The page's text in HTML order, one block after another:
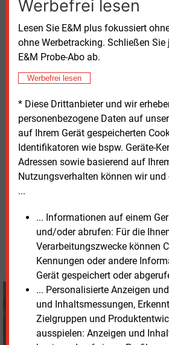
Werbefrei lesen
Lesen Sie E&M plus fokussiert
ohne Werbetracking. Schließen
E&M Probe-Abo ab.
Werbefrei lesen
* Diese Drittanbieter und wir
personenbezogene Daten auf
auf Ihrem Gerät gespeicherten
Identifikatoren wie bspw. Geräte-
Adressen sowie basierend auf
Nutzungsverhalten können wir
...
... Informationen auf einem
und/oder abrufen: Für die
Verarbeitungszwecke können
Kennungen oder andere
Gerät gespeichert oder
... Personalisierte Anzeigen
und Inhaltsmessungen,
Zielgruppen und
ausspielen: Anzeigen und
Die Objekte werden
erläuterte Ene’t-Geschäftsführer
damals im Gespräch mit Schroer
Dies bedeute, ein Mitglied des
seine Anforderungen, auf deren
einer Arbeitsgemeinschaft die
erarbeitet werden. Schroer geht
einmal der Punkt erreicht sein
vorstellbaren Objekte entwickelt
permanenter Prozess bleiben, da
Energiemarkt immer wieder
Fritz Wilhelm